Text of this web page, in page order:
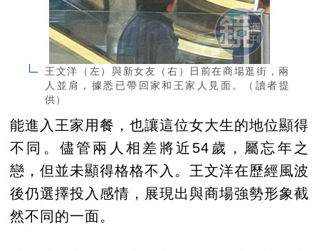
王文洋（左）與新女友（右）日前在商場逛街，兩
人並肩，據悉已帶回家和王家人見面。（讀者提
供）
能進入王家用餐，也讓這位女大生的地位顯得
不同。儘管兩人相差將近54歲，屬忘年之
戀，但並未顯得格格不入。王文洋在歷經風波
後仍選擇投入感情，展現出與商場強勢形象截
然不同的一面。